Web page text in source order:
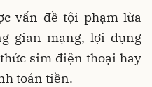
vấn đề tội phạm lừa
gian mạng, lợi dụng
sim điện thoại hay
toán tiền.